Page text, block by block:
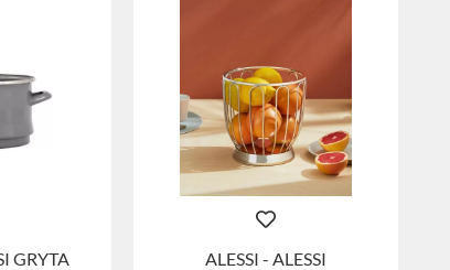
GRYTA
ALESSI - ALESSI